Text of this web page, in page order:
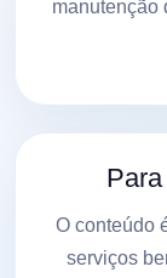
manutenção
O conteúdo
serviços